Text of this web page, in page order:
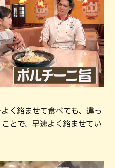
く絡ませて食べても、違っ
とで、早速よく絡ませてい